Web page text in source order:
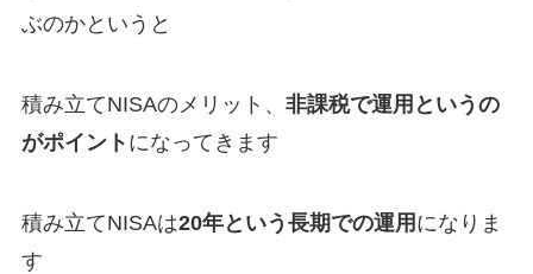
ぶのかというと
積み立てNISAのメリット、 非課税で運用というの
がポイント になってきます
積み立てNISAは20年という長期での運用 になりま
す